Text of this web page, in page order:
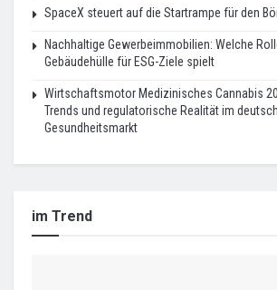
SpaceX steuert auf die Startrampe für den
Nachhaltige Gewerbeimmobilien: Welche
Gebäudehülle für ESG-Ziele spielt
Wirtschaftsmotor Medizinisches Cannabis
Trends und regulatorische Realität im
Gesundheitsmarkt
im Trend